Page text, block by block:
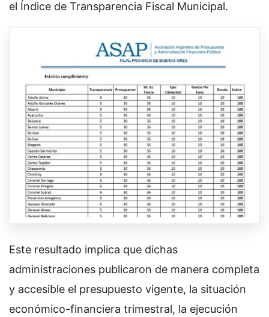
el Índice de Transparencia Fiscal Municipal.
Este resultado implica que dichas
administraciones publicaron de manera completa
y accesible el presupuesto vigente, la situación
económico-financiera trimestral, la ejecución